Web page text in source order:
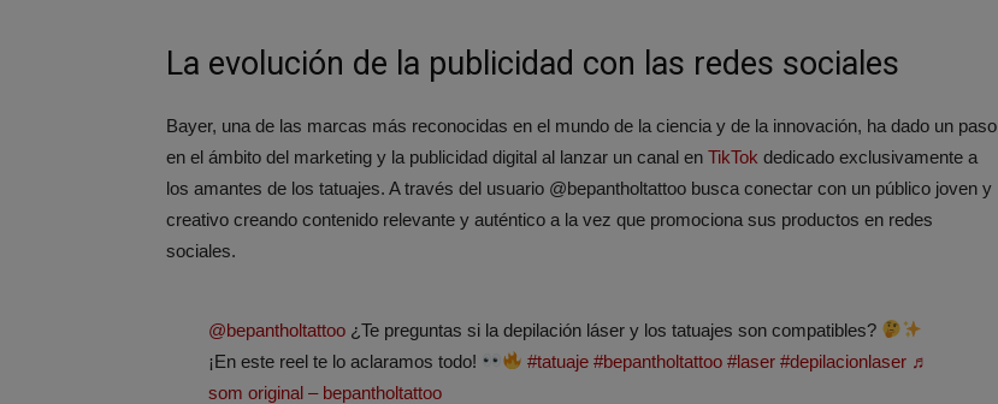
La evolución de la publicidad con las redes sociales
Bayer, una de las marcas más reconocidas en el mundo de la ciencia y de la innovación, ha dado un paso
en el ámbito del marketing y la publicidad digital al lanzar un canal en TikTok dedicado exclusivamente a
los amantes de los tatuajes. A través del usuario @bepantholtattoo busca conectar con un público joven y
creativo creando contenido relevante y auténtico a la vez que promociona sus productos en redes
sociales.
@bepantholtattoo¿Te preguntas si la depilación láser y los tatuajes son compatibles?
¡En este reel te lo aclaramos todo!
#tatuaje #bepantholtattoo #laser #depilacionlaser ♬
som original – bepantholtattoo